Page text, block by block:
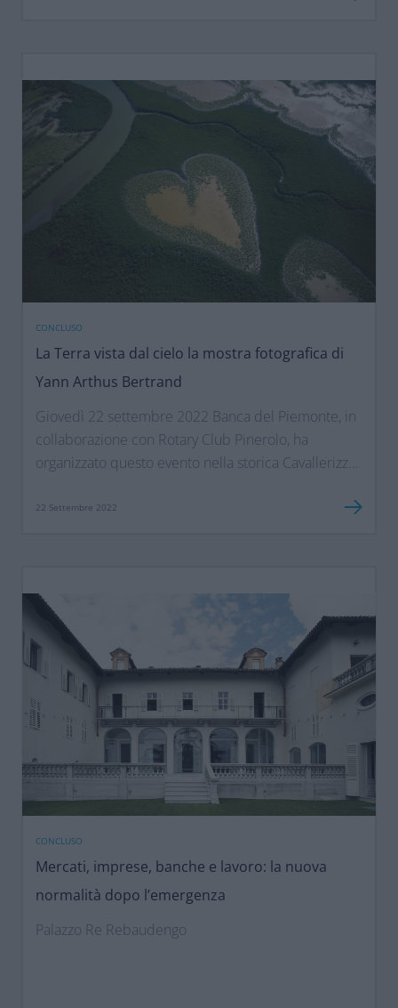
CONCLUSO
La Terra vista dal cielo la mostra fotografica di
Yann Arthus Bertrand
Giovedì 22 settembre 2022 Banca del Piemonte, in
collaborazione con Rotary Club Pinerolo, ha
organizzato questo evento nella storica Cavallerizza
130 paesaggi del mondo, fotografati dal cielo,
22 Settembre 2022
CONCLUSO
Mercati, imprese, banche e lavoro: la nuova
normalità dopo l’emergenza
Palazzo Re Rebaudengo